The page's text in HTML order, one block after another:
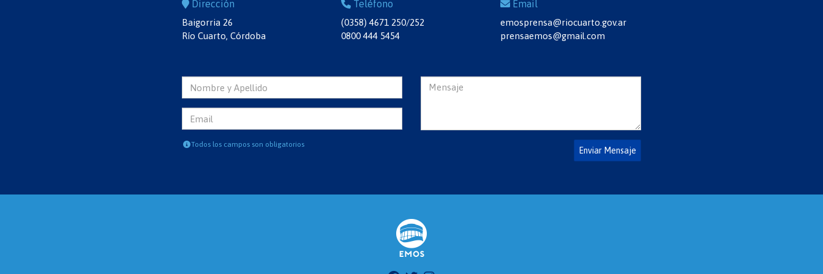
Dirección
Baigorria 26
Río Cuarto, Córdoba
Teléfono
(0358) 4671 250/252
0800 444 5454
Email
emosprensa@riocuarto.gov.ar
prensaemos@gmail.com
Todos los campos son obligatorios